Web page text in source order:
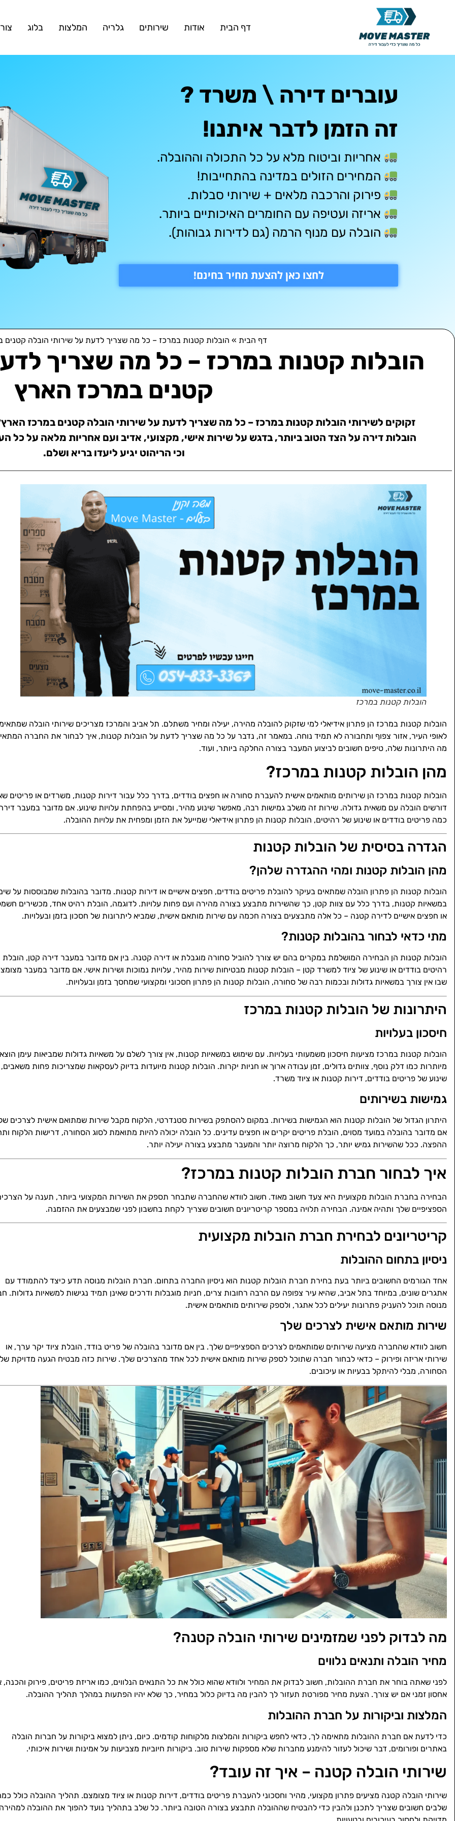
דף הבית אודות שירותים גלריה המלצות בלוג
עוברים דירה \ משרד ?
זה הזמן לדבר איתנו!
אחריות וביטוח מלא על כל התכולה וההובלה.
המחירים הזולים במדינה בהתחייבות!
פירוק והרכבה מלאים + שירותי סבלות.
אריזה ועטיפה עם החומרים האיכותיים ביותר.
הובלה עם מנוף הרמה (גם לדירות גבוהות).
לחצו כאן להצעת מחיר בחינם!
דף הבית » הובלות קטנות במרכז – כל מה שצריך לדעת על שירותי הובלה קטנים
הובלות קטנות במרכז – כל מה שצריך
קטנים במרכז הארץ
זקוקים לשירותי הובלות קטנות במרכז – כל מה שצריך לדעת על שירותי הובלה קטנים במרכז
הובלות דירה על הצד הטוב ביותר, בדגש על שירות אישי, מקצועי, אדיב ועם אחריות מלאה על כל
וכי הריהוט יגיע ליעדו בריא ושלם.
הובלות קטנות במרכז
הובלות קטנות במרכז הן פתרון אידיאלי למי שזקוק להובלה מהירה, יעילה ומחיר משתלם. תל אביב והמרכז מצריכים שירותי הובלה
לאופי העיר, אזור צפוף ותחבורה לא תמיד נוחה. במאמר זה, נדבר על כל מה שצריך לדעת על הובלות קטנות, איך לבחור את החברה
מה היתרונות שלה, טיפים חשובים לביצוע המעבר בצורה החלקה ביותר, ועוד.
מהן הובלות קטנות במרכז?
הובלות קטנות במרכז הן שירותים מותאמים אישית להעברת סחורה או חפצים בודדים, בדרך כלל עבור דירות קטנות, משרדים או פריטים
דורשים הובלה עם משאית גדולה. שירות זה משלב גמישות רבה, מאפשר שינוע מהיר, ומסייע בהפחתת עלויות שינוע. אם מדובר במעבר
כמה פריטים בודדים או שינוע של רהיטים, הובלות קטנות הן פתרון אידיאלי שמייעל את הזמן ומפחית את עלויות ההובלה.
הגדרה בסיסית של הובלות קטנות
מהן הובלות קטנות ומהי ההגדרה שלהן?
הובלות קטנות הן פתרון הובלה שמתאים בעיקר להובלת פריטים בודדים, חפצים אישיים או דירות קטנות. מדובר בהובלות שמבוססות על
במשאיות קטנות, בדרך כלל עם צוות קטן, כך שהשירות מתבצע בצורה מהירה ועם פחות עלויות. לדוגמה, הובלת רהיט אחד, מכשירים
או חפצים אישיים לדירה קטנה – כל אלה מתבצעים בצורה חכמה עם שירות מותאם אישית, שמביא ליתרונות של חסכון בזמן ובעלויות.
מתי כדאי לבחור בהובלות קטנות?
הובלות קטנות הן הבחירה המושלמת במקרים בהם יש צורך להוביל סחורה מוגבלת או דירה קטנה. בין אם מדובר במעבר דירה קטן, הובלת
רהיטים בודדים או שינוע של ציוד למשרד קטן – הובלות קטנות מבטיחות שירות מהיר, עלויות נמוכות ושירות אישי. אם מדובר במעבר
שבו אין צורך במשאיות גדולות ובכמות רבה של סחורה, הובלות קטנות הן פתרון חסכוני ומקצועי שמחסך בזמן ובעלויות.
היתרונות של הובלות קטנות במרכז
חיסכון בעלויות
הובלות קטנות במרכז מציעות חיסכון משמעותי בעלויות. עם שימוש במשאיות קטנות, אין צורך לשלם על משאיות גדולות שמביאות עימן
מיותרות כמו דלק נוסף, צוותים גדולים, זמן עבודה ארוך או חניות יקרות. הובלות קטנות מיועדות בדיוק לעסקאות שמצריכות פחות
שינוע של פריטים בודדים, דירות קטנות או ציוד משרד.
גמישות בשירותים
היתרון הגדול של הובלות קטנות הוא הגמישות בשירות. במקום להסתפק בשירות סטנדרטי, הלקוח מקבל שירות שמתואם אישית לצרכים
אם מדובר בהובלה במועד מסוים, הובלת פריטים יקרים או חפצים עדינים. כל הובלה יכולה להיות מתואמת לסוג הסחורה, דרישות הלקוח
ההפצה. ככל שהשירות גמיש יותר, כך הלקוח מרוצה יותר והמעבר מתבצע בצורה יעילה יותר.
איך לבחור חברת הובלות קטנות במרכז?
הבחירה בחברת הובלות מקצועית היא צעד חשוב מאוד. חשוב לוודא שהחברה שתבחר תספק את השירות המקצועי ביותר, תענה על
הספציפיים שלך ותהיה אמינה. הבחירה תלויה במספר קריטריונים חשובים שצריך לקחת בחשבון לפני שמבצעים את ההזמנה.
קריטריונים לבחירת חברת הובלות מקצועית
ניסיון בתחום ההובלות
אחד הגורמים החשובים ביותר בעת בחירת חברת הובלות קטנות הוא ניסיון החברה בתחום. חברת הובלות מנוסה תדע כיצד להתמודד עם
אתגרים שונים, במיוחד בתל אביב, שהיא עיר צפופה עם הרבה רחובות צרים, חניות מוגבלות ודרכים שאינן תמיד נגישות למשאיות גדולות.
מנוסה תוכל להעניק פתרונות יעילים לכל אתגר, ולספק שירותים מותאמים אישית.
שירות מותאם אישית לצרכים שלך
חשוב לוודא שהחברה מציעה שירותים שמותאמים לצרכים הספציפיים שלך. בין אם מדובר בהובלה של פריט בודד, הובלת ציוד יקר ערך, או
שירותי אריזה ופירוק – כדאי לבחור חברה שתוכל לספק שירות מותאם אישית לכל אחד מהצרכים שלך. שירות כזה מבטיח הגעה מדויקת של
הסחורה, מבלי להיתקל בבעיות או עיכובים.
מה לבדוק לפני שמזמינים שירותי הובלה קטנה?
מחיר הובלה ותנאים נלווים
לפני שאתה בוחר את חברת ההובלות, חשוב לבדוק את המחיר ולוודא שהוא כולל את כל התנאים הנלווים, כמו אריזת פריטים, פירוק והכנה,
אחסון זמני אם יש צורך. הצעת מחיר מפורטת תעזור לך להבין מה בדיוק כלול במחיר, כך שלא יהיו הפתעות במהלך תהליך ההובלה.
המלצות וביקורות על חברת ההובלות
כדי לדעת אם חברת ההובלות מתאימה לך, כדאי לחפש ביקורות והמלצות מלקוחות קודמים. כיום, ניתן למצוא ביקורות על חברות הובלה
באתרים ופורומים, דבר שיכול לעזור להימנע מחברות שלא מספקות שירות טוב. ביקורות חיוביות מצביעות על אמינות ושירות איכותי.
שירותי הובלה קטנה – איך זה עובד?
שירותי הובלה קטנה מציעים פתרון מקצועי, מהיר וחסכוני להעברת פריטים בודדים, דירות קטנות או ציוד מצומצם. תהליך ההובלה כולל
שלבים חשובים שצריך לתכנן ולהבין כדי להבטיח שההובלה תתבצע בצורה הטובה ביותר. כל שלב בתהליך נועד להפוך את ההובלה